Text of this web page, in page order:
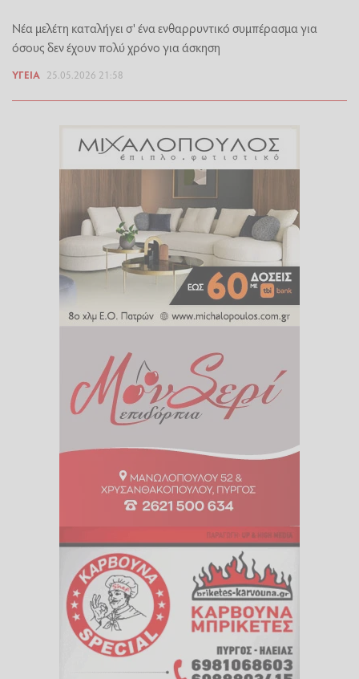
Νέα μελέτη καταλήγει σ' ένα ενθαρρυντικό συμπέρασμα για
όσους δεν έχουν πολύ χρόνο για άσκηση
ΥΓΕΊΑ 25.05.2026 21:58